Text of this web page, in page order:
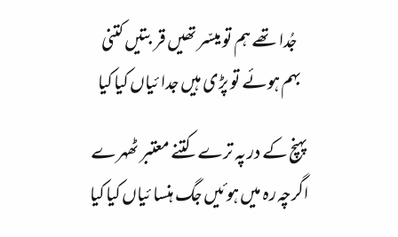
جُدا تھے ہم تو میسّر تھیں قربتیں کتنی
بہم ہوئے تو پڑی ہیں جدائیاں کیا کیا
پہنچ کے در پہ ترے کتنے معتبر ٹھہرے
اگرچہ رہ میں ہوئیں جگ ہنسائیاں کیا کیا